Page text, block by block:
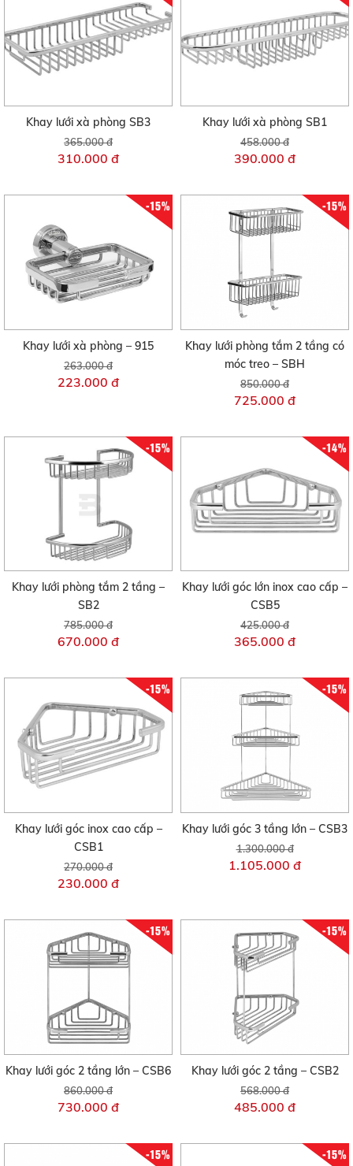
Khay lưới xà phòng SB3
365.000 đ
310.000 đ
Khay lưới xà phòng SB1
458.000 đ
390.000 đ
-15%
Khay lưới xà phòng – 915
263.000 đ
223.000 đ
-15%
Khay lưới phòng tắm 2 tầng có
móc treo – SBH
850.000 đ
725.000 đ
-15%
Khay lưới phòng tắm 2 tầng –
SB2
785.000 đ
670.000 đ
-14%
Khay lưới góc lớn inox cao cấp –
CSB5
425.000 đ
365.000 đ
-15%
Khay lưới góc inox cao cấp –
CSB1
270.000 đ
230.000 đ
-15%
Khay lưới góc 3 tầng lớn – CSB3
1.300.000 đ
1.105.000 đ
-15%
Khay lưới góc 2 tầng lớn – CSB6
860.000 đ
730.000 đ
-15%
Khay lưới góc 2 tầng – CSB2
568.000 đ
485.000 đ
-15% -15%